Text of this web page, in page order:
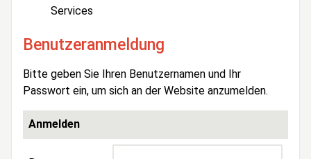
Services
Benutzeranmeldung
Bitte geben Sie Ihren Benutzernamen und Ihr
Passwort ein, um sich an der Website anzumelden.
Anmelden